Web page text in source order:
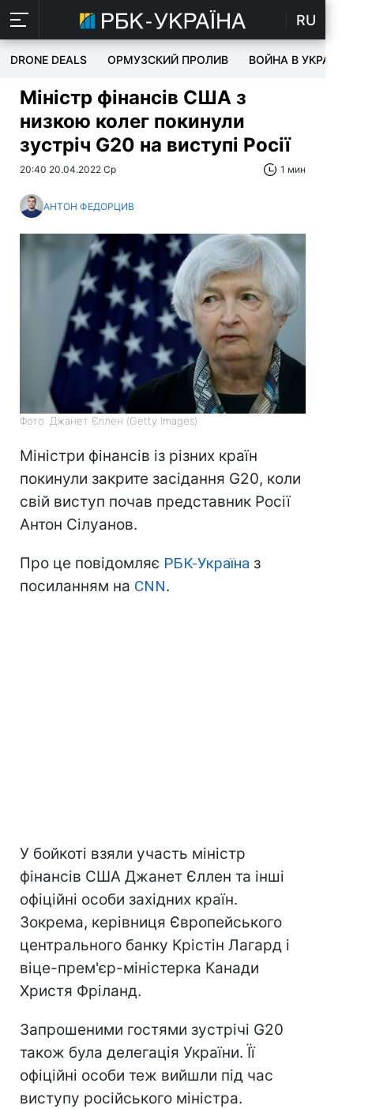
RU
DRONE DEALS ОРМУЗСКИЙ ПРОЛИВ ВОЙНА В УКРАИНЕ
Міністр фінансів США з
низкою колег покинули
зустріч G20 на виступі Росії
20:40 20.04.2022 Ср 1 мин
АНТОН ФЕДОРЦИВ
Фото: Джанет Єллен (Getty Images)
Міністри фінансів із різних країн
покинули закрите засідання G20, коли
свій виступ почав представник Росії
Антон Сілуанов.
Про це повідомляє РБК-Україна з
посиланням на CNN.
У бойкоті взяли участь міністр
фінансів США Джанет Єллен та інші
офіційні особи західних країн.
Зокрема, керівниця Європейського
центрального банку Крістін Лагард і
віце-прем'єр-міністерка Канади
Христя Фріланд.
Запрошеними гостями зустрічі G20
також була делегація України. Її
офіційні особи теж вийшли під час
виступу російського міністра.